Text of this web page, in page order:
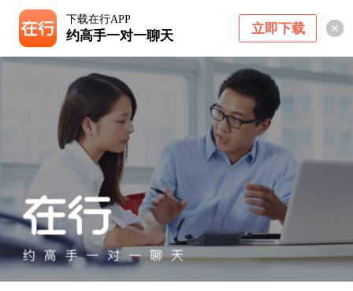
下载在行APP
约高手一对一聊天 立即下载